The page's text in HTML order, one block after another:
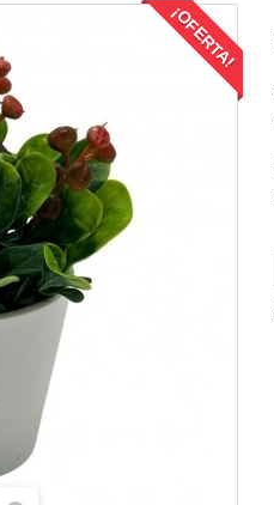
¡OFERTA!